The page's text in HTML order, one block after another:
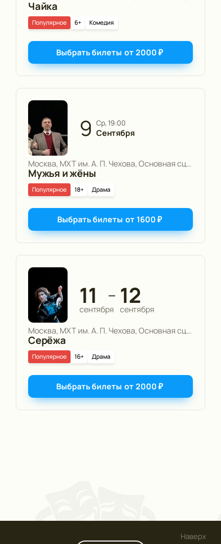
Чайка
6+ Комедия
Популярное
Выбрать билеты от2000₽
9 ср, 19:00
Сентября
Москва, МХТ им. А. П. Чехова, Основная сцена
Мужья и жёны
18+ Драма
Популярное
Выбрать билеты от 1600₽
11
сентября
— 12
сентября
Москва, МХТ им. А. П. Чехова, Основная сцена
Серёжа
16+ Драма
Популярное
Выбрать билеты от2000₽
Наверх